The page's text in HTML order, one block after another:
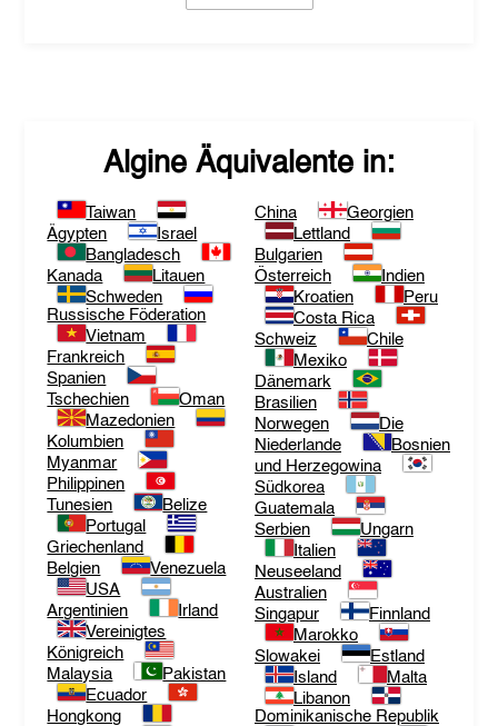
Algine Äquivalente in:
Taiwan
Ägypten
Israel
Bangladesch
Kanada
Litauen
Schweden
Russische Föderation
Vietnam
Frankreich
Spanien
Tschechien
Oman
Mazedonien
Kolumbien
Myanmar
Philippinen
Tunesien
Belize
Portugal
Griechenland
Belgien
Venezuela
USA
Argentinien
Irland
Vereinigtes
Königreich
Malaysia
Pakistan
Ecuador
Hongkong
China
Georgien
Lettland
Bulgarien
Österreich
Indien
Kroatien
Peru
Costa Rica
Schweiz
Chile
Mexiko
Dänemark
Brasilien
Norwegen
Die
Niederlande
Bosnien
und Herzegowina
Südkorea
Guatemala
Serbien
Ungarn
Italien
Neuseeland
Australien
Singapur
Finnland
Marokko
Slowakei
Estland
Island
Malta
Libanon
Dominikanische Republik